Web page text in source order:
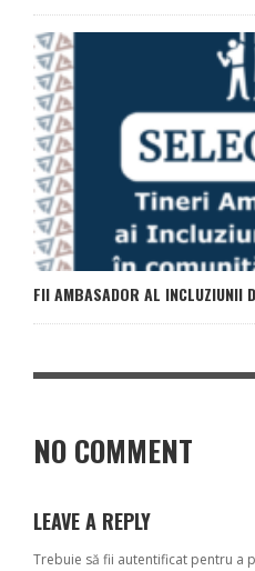
FII AMBASADOR AL INCLUZIUNII
NO COMMENT
LEAVE A REPLY
Trebuie să fii autentificat pentru a